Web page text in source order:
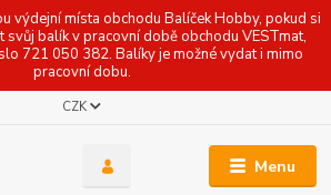
výdejní místa obchodu Balíček Hobby, pokud si
svůj balík v pracovní době obchodu VESTmat,
721 050 382. Balíky je možné vydat i mimo
pracovní dobu.
Menu
CZK